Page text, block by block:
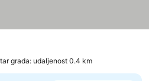
grada: udaljenost 0.4 km